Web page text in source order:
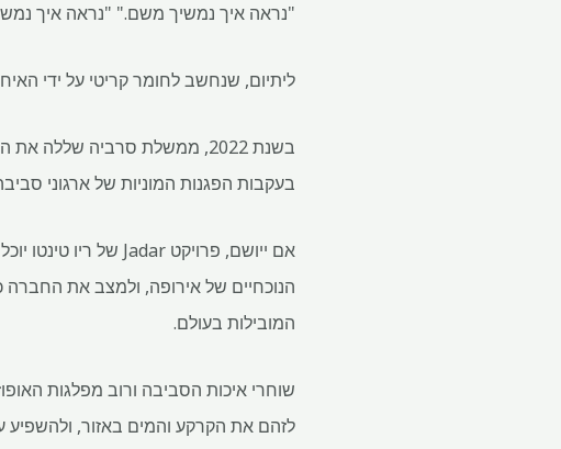
"נראה איך נמשיך משם." "נראה איך
ליתיום, שנחשב לחומר קריטי על ידי
בעקבות הפגנות המוניות של ארגוני
הנוכחיים של אירופה, ולמצב את החברה
המובילות בעולם.
שוחרי איכות הסביבה ורוב מפלגות
לזהם את הקרקע והמים באזור,